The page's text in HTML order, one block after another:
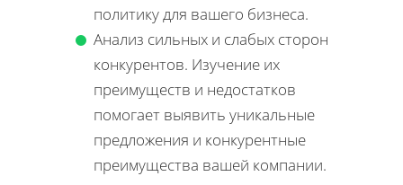
политику для вашего бизнеса.
Анализ сильных и слабых сторон
конкурентов. Изучение их
преимуществ и недостатков
помогает выявить уникальные
предложения и конкурентные
преимущества вашей компании.